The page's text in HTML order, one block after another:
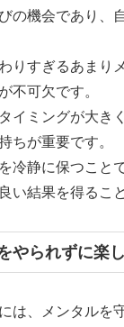
の機会であり、
りすぎるあまり
不可欠です。
イミングが大き
ちが重要です。
冷静に保つこと
い結果を得るこ
やられずに楽
は、メンタルを